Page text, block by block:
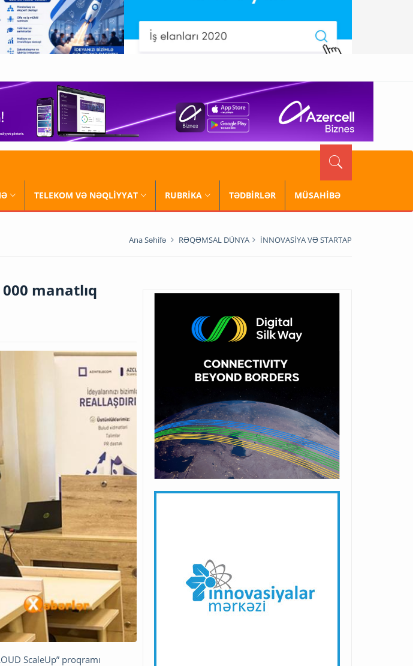
TELEKOM VƏ NƏQLİYYAT RUBRİKA TƏDBİRLƏR MÜSAHİBƏ
Ana Səhifə RƏQƏMSAL DÜNYA İNNOVASİYA VƏ STARTAP
manatlıq
ScaleUp” proqramı